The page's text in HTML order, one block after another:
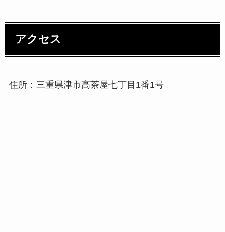
アクセス
住所：三重県津市高茶屋七丁目1番1号